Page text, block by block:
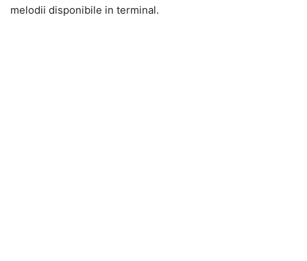
melodii disponibile in terminal.